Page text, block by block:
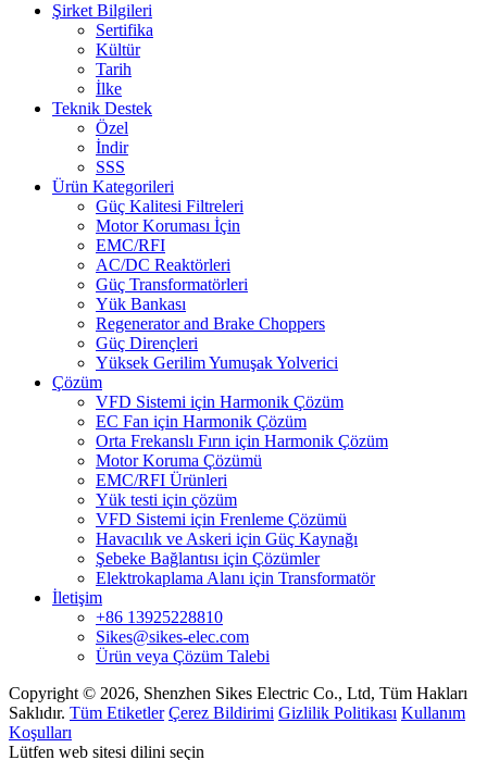
Şirket Bilgileri
Sertifika
Kültür
Tarih
İlke
Teknik Destek
Özel
İndir
SSS
Ürün Kategorileri
Güç Kalitesi Filtreleri
Motor Koruması İçin
EMC/RFI
AC/DC Reaktörleri
Güç Transformatörleri
Yük Bankası
Regenerator and Brake Choppers
Güç Dirençleri
Yüksek Gerilim Yumuşak Yolverici
Çözüm
VFD Sistemi için Harmonik Çözüm
EC Fan için Harmonik Çözüm
Orta Frekanslı Fırın için Harmonik Çözüm
Motor Koruma Çözümü
EMC/RFI Ürünleri
Yük testi için çözüm
VFD Sistemi için Frenleme Çözümü
Havacılık ve Askeri için Güç Kaynağı
Şebeke Bağlantısı için Çözümler
Elektrokaplama Alanı için Transformatör
İletişim
+86 13925228810
Sikes@sikes-elec.com
Ürün veya Çözüm Talebi
Copyright © 2026, Shenzhen Sikes Electric Co., Ltd, Tüm Hakları
Saklıdır. Tüm Etiketler Çerez Bildirimi Gizlilik Politikası Kullanım
Koşulları
Lütfen web sitesi dilini seçin